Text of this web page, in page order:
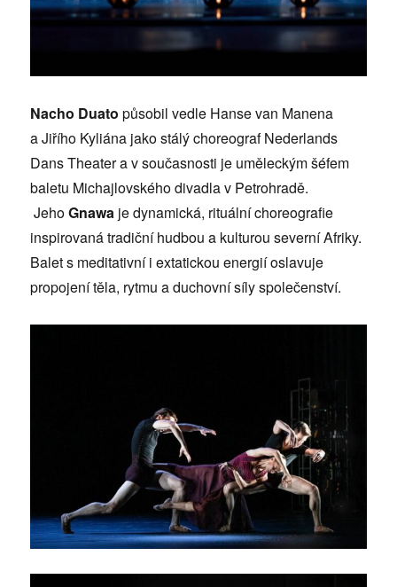
Nacho Duato působil vedle Hanse van Manena
a Jiřího Kyliána jako stálý choreograf Nederlands
Dans Theater a v současnosti je uměleckým šéfem
baletu Michajlovského divadla v Petrohradě.
JehoGnawa je dynamická, rituální choreografie
inspirovaná tradiční hudbou a kulturou severní Afriky.
Balet s meditativní i extatickou energií oslavuje
propojení těla, rytmu a duchovní síly společenství.